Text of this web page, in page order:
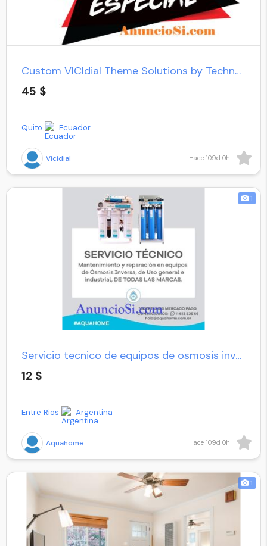
Custom VICIdial Theme Solutions by Technology!
45 $
Vicidial
Quito Ecuador
Hace 109d 0h
1
Servicio tecnico de equipos de osmosis inversa
12 $
Aquahome
Entre Rios Argentina
Hace 109d 0h
1